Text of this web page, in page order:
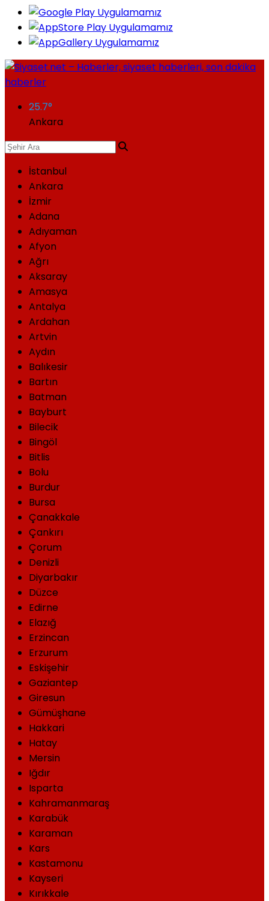
25.7°
Ankara
İstanbul
Ankara
İzmir
Adana
Adıyaman
Afyon
Ağrı
Aksaray
Amasya
Antalya
Ardahan
Artvin
Aydın
Balıkesir
Bartın
Batman
Bayburt
Bilecik
Bingöl
Bitlis
Bolu
Burdur
Bursa
Çanakkale
Çankırı
Çorum
Denizli
Diyarbakır
Düzce
Edirne
Elazığ
Erzincan
Erzurum
Eskişehir
Gaziantep
Giresun
Gümüşhane
Hakkari
Hatay
Mersin
Iğdır
Isparta
Kahramanmaraş
Karabük
Karaman
Kars
Kastamonu
Kayseri
Kırıkkale